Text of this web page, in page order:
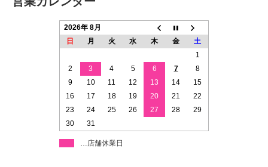
2026年 8月
日
月 火 水 木 金
土
1
2
3 4 5 6 7
8
9
10 11 12 13 14
15
16
17 18 19 20 21
22
23
24 25 26 27 28
29
30
31
…店舗休業日